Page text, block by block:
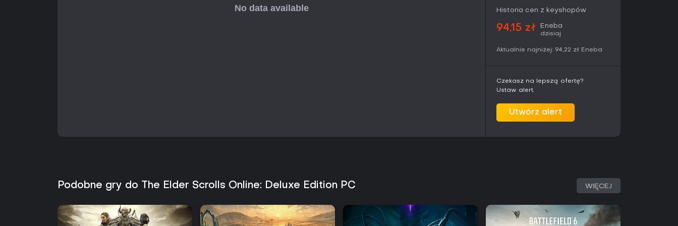
samodzielne przechodzenie fabuły, jak i wspólne wyzwania, nie narzucając
Tamriel to wspólna przestrzeń, podzielona na strefy należące do trzech
celach fabularnych i eksploracyjnych. Każdy sojusz posiada odrębne wątki
fabularne i motywy kulturowe zaczerpnięte z lore serii Elder Scrolls.
Obok sojuszów działają niezależne frakcje i gildie, które oferują rozwój
umiejętności oraz powtarzalne treści dostępne dla wszystkich graczy. Struktura
Sezon Zero, zatytułowany Dawn and Dusk, trwa od kwietnia do czerwca i
obejmuje strefę wydarzeń Night Market skupioną na grupowych aktywnościach
do linii Dragonknight i broni dwuręcznej. Wraz z tymi zmianami pojawiają się łatki
dla wersji podstawowej, w tym poprawki wizualne i mechaniczne, m.in. w
systemie transformacji Wilkołaka.
Historia cen z keyshopów
94,15 zł Eneba
dzisiaj
Aktualnie najniżej: 94,22 zł Eneba
Czekasz na lepszą ofertę?
Ustaw alert.
Utwórz alert
Podobne gry do The Elder Scrolls Online: Deluxe Edition PC WIĘCEJ